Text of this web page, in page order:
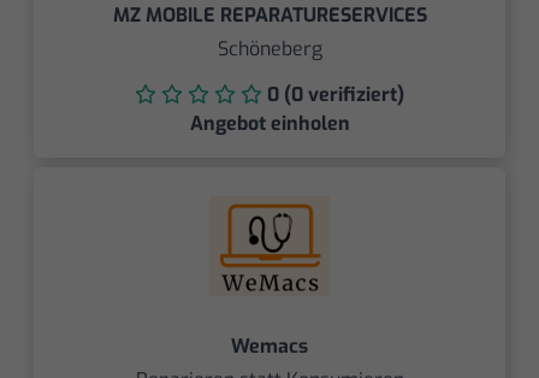
MZ MOBILE REPARATURESERVICES
Schöneberg
0 (0 verifiziert)
Angebot einholen
Wemacs